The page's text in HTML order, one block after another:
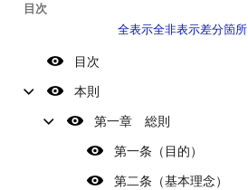
目次
全表示全非表示差分箇所
目次
本則
第一章 総則
第一条（目的）
第二条（基本理念）